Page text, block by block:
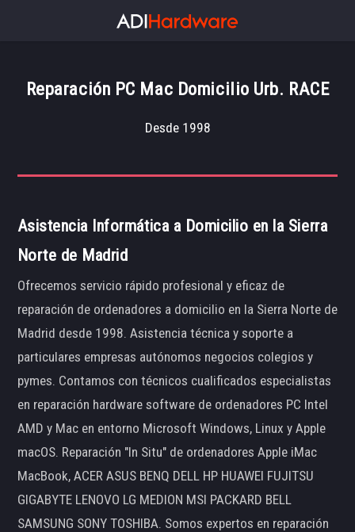
Reparación PC Mac Domicilio Urb. RACE
Desde 1998
Asistencia Informática a Domicilio en la Sierra
Norte de Madrid
Ofrecemos servicio rápido profesional y eficaz de
reparación de ordenadores a domicilio en la Sierra Norte de
Madrid desde 1998. Asistencia técnica y soporte a
particulares empresas autónomos negocios colegios y
pymes. Contamos con técnicos cualificados especialistas
en reparación hardware software de ordenadores PC Intel
AMD y Mac en entorno Microsoft Windows, Linux y Apple
macOS. Reparación "In Situ" de ordenadores Apple iMac
MacBook, ACER ASUS BENQ DELL HP HUAWEI FUJITSU
GIGABYTE LENOVO LG MEDION MSI PACKARD BELL
SAMSUNG SONY TOSHIBA. Somos expertos en reparación